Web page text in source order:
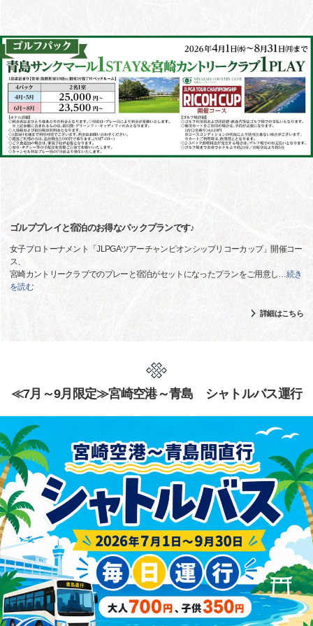
ゴルププレイと宿泊のお得なパックプランです♪
女子プロトーナメント「JLPGAツアーチャンピオンシップリコーカップ」開催コー
ス、
宮崎カントリークラブでのプレーと宿泊がセットになったプランをご用意し…続き
を読む
詳細はこちら
≪7月～9月限定≫宮崎空港～青島 シャトルバス運行